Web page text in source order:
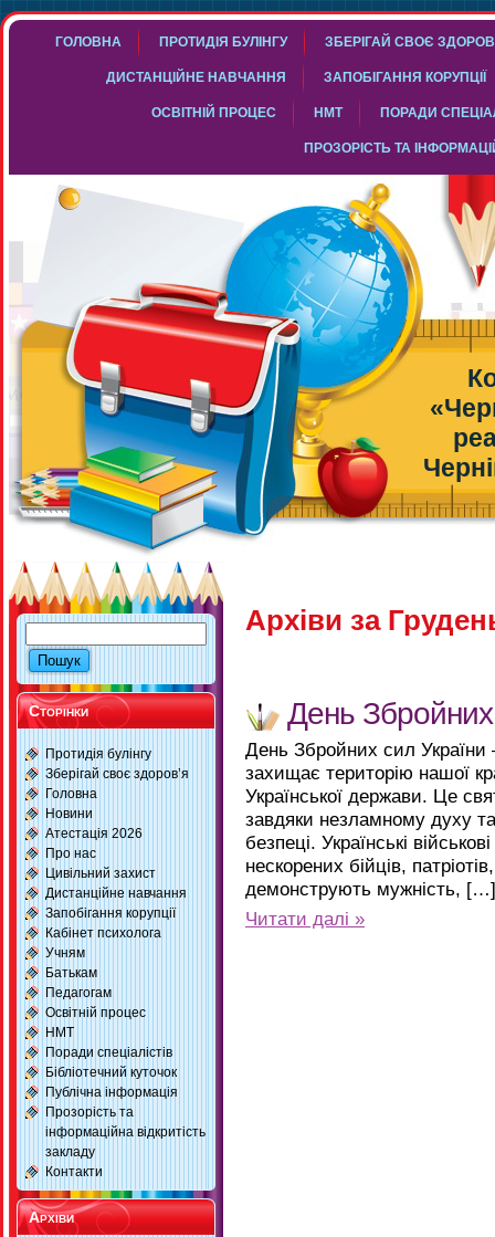
ГОЛОВНА ПРОТИДІЯ БУЛІНГУ ЗБЕРІГАЙ СВОЄ
ДИСТАНЦІЙНЕ НАВЧАННЯ ЗАПОБІГАННЯ КОРУПЦІЇ
ОСВІТНІЙ ПРОЦЕС НМТ ПОРАДИ
ПРОЗОРІСТЬ ТА
Сторінки
Протидія булінгу
Зберігай своє здоров’я
Головна
Новини
Атестація 2026
Про нас
Цивільний захист
Дистанційне навчання
Запобігання корупції
Кабінет психолога
Учням
Батькам
Педагогам
Освітній процес
НМТ
Поради спеціалістів
Бібліотечний куточок
Публічна інформація
Прозорість та
інформаційна відкритість
закладу
Контакти
Архіви
Архіви за
День
День Збройних сил України
захищає територію нашої
Української держави. Це
завдяки незламному духу
безпеці. Українські
нескорених бійців,
демонструють мужність, […]
Читати далі »